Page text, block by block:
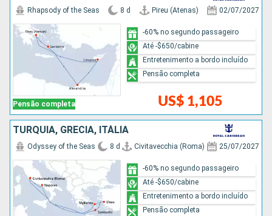
Pensão completa
Rhapsody of the Seas 8 d Pireu (Atenas) 02/07/2027
US$ 1,105
-60% no segundo passageiro
Até -$650/cabine
Entretenimento a bordo incluído
Pensão completa
TURQUIA, GRÉCIA, ITÁLIA
Odyssey of the Seas 8 d Civitavecchia (Roma) 25/07/2027
-60% no segundo passageiro
Até -$650/cabine
Entretenimento a bordo incluído
Pensão completa